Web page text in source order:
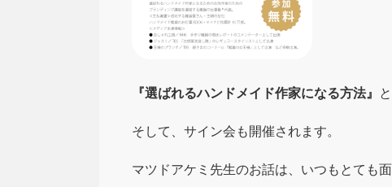
『選ばれるハンドメイド作家になる方法』
そして、サイン会も開催されます。
マツドアケミ先生のお話は、いつもとても